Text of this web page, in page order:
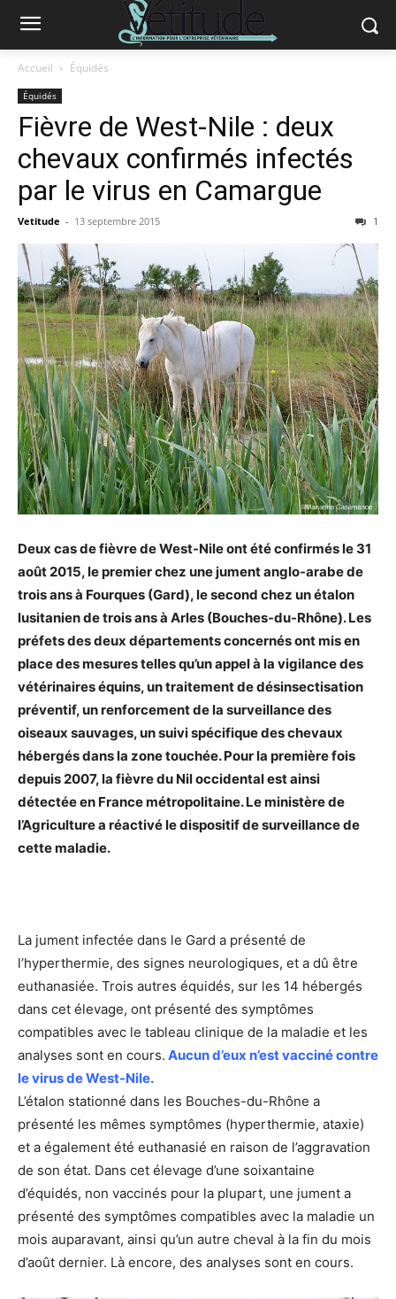
Accueil Équidés
Équidés
Fièvre de West-Nile : deux
chevaux confirmés infectés
par le virus en Camargue
Vetitude - 13 septembre 2015 1
Deux cas de fièvre de West-Nile ont été confirmés le 31
août 2015, le premier chez une jument anglo-arabe de
trois ans à Fourques (Gard), le second chez un étalon
lusitanien de trois ans à Arles (Bouches-du-Rhône). Les
préfets des deux départements concernés ont mis en
place des mesures telles qu’un appel à la vigilance des
vétérinaires équins, un traitement de désinsectisation
préventif, un renforcement de la surveillance des
oiseaux sauvages, un suivi spécifique des chevaux
hébergés dans la zone touchée. Pour la première fois
depuis 2007, la fièvre du Nil occidental est ainsi
détectée en France métropolitaine. Le ministère de
l’Agriculture a réactivé le dispositif de surveillance de
cette maladie.
La jument infectée dans le Gard a présenté de
l’hyperthermie, des signes neurologiques, et a dû être
euthanasiée. Trois autres équidés, sur les 14 hébergés
dans cet élevage, ont présenté des symptômes
compatibles avec le tableau clinique de la maladie et les
analyses sont en cours. Aucun d’eux n’est vacciné contre
le virus de West-Nile.
L’étalon stationné dans les Bouches-du-Rhône a
présenté les mêmes symptômes (hyperthermie, ataxie)
et a également été euthanasié en raison de l’aggravation
de son état. Dans cet élevage d’une soixantaine
d’équidés, non vaccinés pour la plupart, une jument a
présenté des symptômes compatibles avec la maladie un
mois auparavant, ainsi qu’un autre cheval à la fin du mois
d’août dernier. Là encore, des analyses sont en cours.